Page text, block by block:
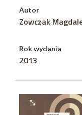
Autor
Zowczak
Rok wydania
2013